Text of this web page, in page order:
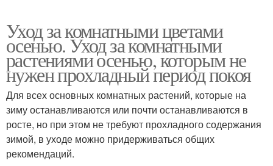
Уход за комнатными цветами
осенью. Уход за комнатными
растениями осенью, которым не
нужен прохладный период покоя
Для всех основных комнатных растений, которые на
зиму останавливаются или почти останавливаются в
росте, но при этом не требуют прохладного содержания
зимой, в уходе можно придерживаться общих
рекомендаций.